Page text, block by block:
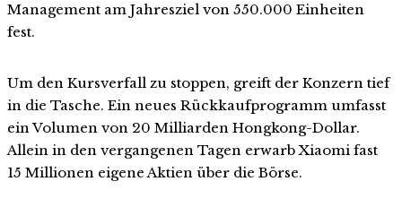
Management am Jahresziel von 550.000 Einheiten
fest.
Um den Kursverfall zu stoppen, greift der Konzern tief
in die Tasche. Ein neues Rückkaufprogramm umfasst
ein Volumen von 20 Milliarden Hongkong-Dollar.
Allein in den vergangenen Tagen erwarb Xiaomi fast
15 Millionen eigene Aktien über die Börse.